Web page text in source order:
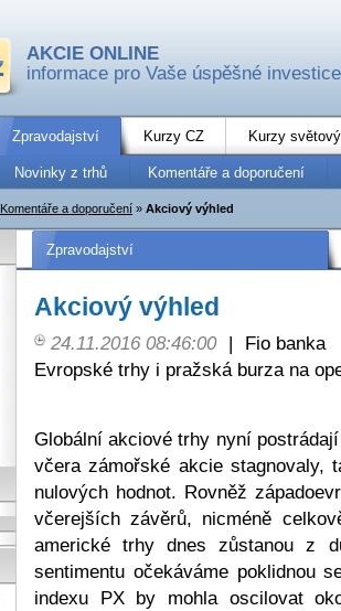
AKCIE ONLINE
informace pro Vaše úspěšné investice
Zpravodajství Kurzy CZ Kurzy
Novinky z trhů Komentáře a doporučení
Komentáře a doporučení » Akciový výhled
Zpravodajství
Akciový výhled
24.11.2016 08:46:00 |
Fio banka
Evropské trhy i pražská burza na
Globální akciové trhy nyní
včera zámořské akcie stagnovaly,
nulových hodnot. Rovněž
včerejších závěrů, nicméně
americké trhy dnes zůstanou z
sentimentu očekáváme poklidnou
indexu PX by mohla oscilovat